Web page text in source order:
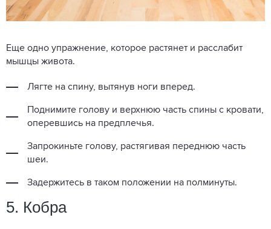
Еще одно упражнение, которое растянет и расслабит
мышцы живота.
Лягте на спину, вытянув ноги вперед.
Поднимите голову и верхнюю часть спины с кровати,
оперевшись на предплечья.
Запрокиньте голову, растягивая переднюю часть
шеи.
Задержитесь в таком положении на полминуты.
5. Кобра